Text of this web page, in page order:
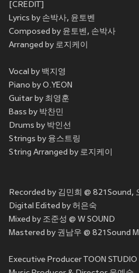
[CREDIT]
Lyrics by 손박사, 윤토벤
Composed by 윤토벤, 손박사
Arranged by 로지케이
Vocal by 백지영
Piano by O.YEON
Guitar by 최영훈
Bass by 박찬민
Drums by 박인선
Strings by 융스트링
String Arranged by 로지케이
Recorded by 김민희 @ 821Sound,
Digital Edited by 허은숙
Mixed by 조준성 @ W SOUND
Mastered by 권남우 @ 821Sound
Executive Producer TOON STUDIO